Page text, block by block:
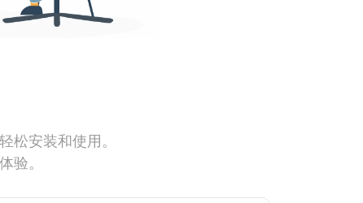
安装和使用。
。